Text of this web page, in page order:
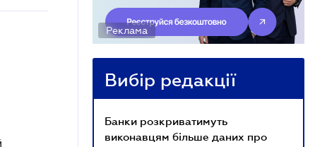
Реклама
Вибір редакції
Банки розкриватимуть
виконавцям більше даних про